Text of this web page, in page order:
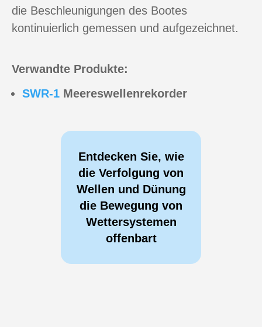
die Beschleunigungen des Bootes
kontinuierlich gemessen und aufgezeichnet.
Verwandte Produkte:
SWR-1 Meereswellenrekorder
Entdecken Sie, wie
die Verfolgung von
Wellen und Dünung
die Bewegung von
Wettersystemen
offenbart